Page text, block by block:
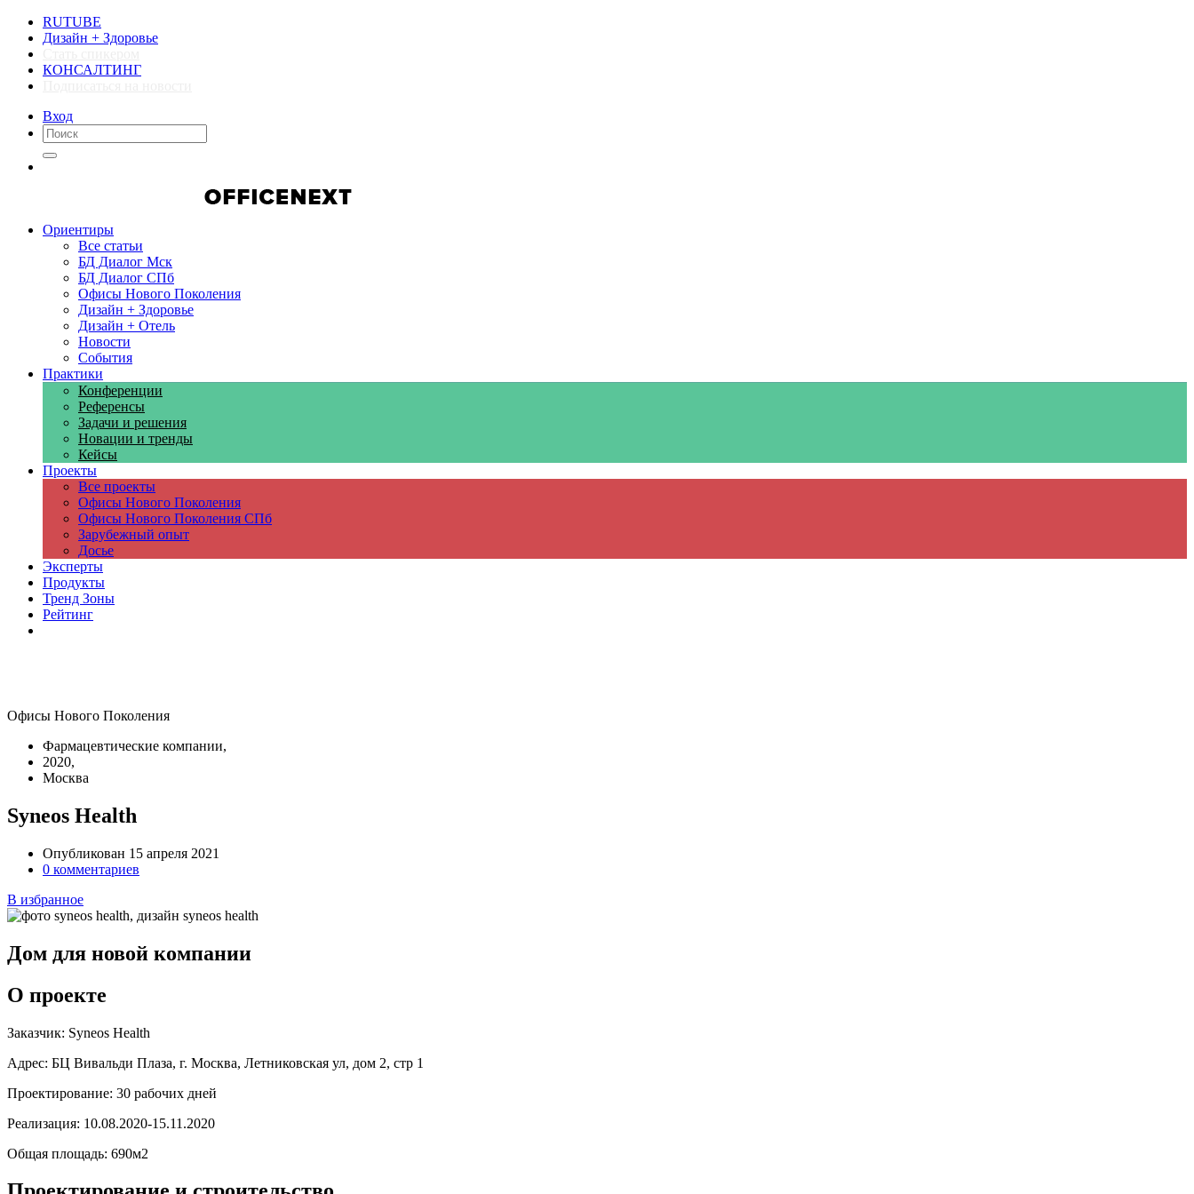
RUTUBE
Дизайн + Здоровье
КОНСАЛТИНГ
Вход
Ориентиры
Все статьи
БД Диалог Мск
БД Диалог СПб
Офисы Нового Поколения
Дизайн + Здоровье
Дизайн + Отель
Новости
События
Практики
Конференции
Референсы
Задачи и решения
Новации и тренды
Кейсы
Проекты
Все проекты
Офисы Нового Поколения
Офисы Нового Поколения СПб
Зарубежный опыт
Досье
Эксперты
Продукты
Тренд Зоны
Рейтинг
Офисы Нового Поколения
Фармацевтические компании,
2020,
Москва
Syneos Health
Опубликован 15 апреля 2021
0 комментариев
В избранное
Дом для новой компании
О проекте
Заказчик: Syneos Health
Адрес: БЦ Вивальди Плаза, г. Москва, Летниковская ул, дом 2, стр 1
Проектирование: 30 рабочих дней
Реализация: 10.08.2020-15.11.2020
Общая площадь: 690м2